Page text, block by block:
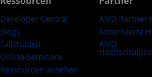
Developer Central
Blogs
Fallstudien
Online-Seminare
Ressourcen ansehen
AMD Partner
Autorisierte
AMD